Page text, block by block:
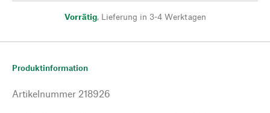
Vorrätig, Lieferung in 3-4 Werktagen
Produktinformation
Artikelnummer 218926